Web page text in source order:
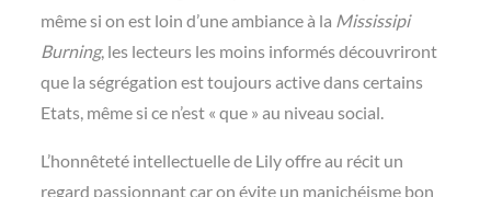
même si on est loin d’une ambiance à la Mississipi
Burning, les lecteurs les moins informés découvriront
que la ségrégation est toujours active dans certains
Etats, même si ce n’est « que » au niveau social.
L’honnêteté intellectuelle de Lily offre au récit un
regard passionnant car on évite un manichéisme bon